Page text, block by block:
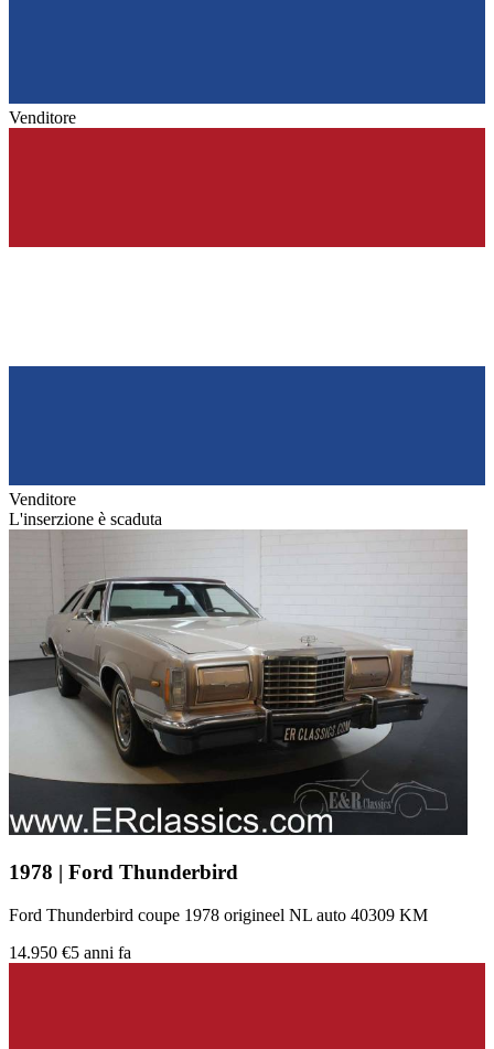
Venditore
Venditore
L'inserzione è scaduta
1978 | Ford Thunderbird
Ford Thunderbird coupe 1978 origineel NL auto 40309 KM
14.950 €5 anni fa